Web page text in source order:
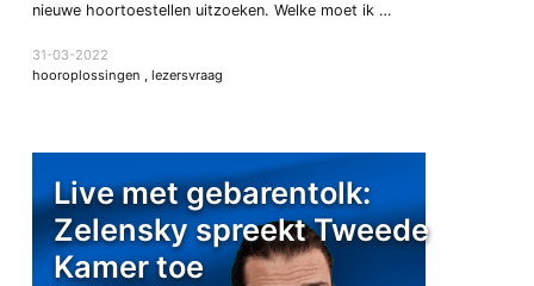
nieuwe hoortoestellen uitzoeken. Welke moet ik …
31-03-2022
hooroplossingen , lezersvraag
Live met gebarentolk:
Zelensky spreekt Tweede
Kamer toe